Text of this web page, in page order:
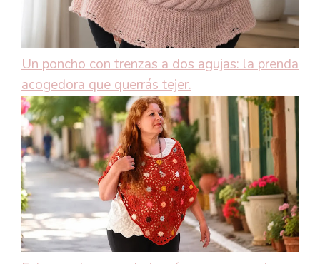
Un poncho con trenzas a dos agujas: la prenda
acogedora que querrás tejer.